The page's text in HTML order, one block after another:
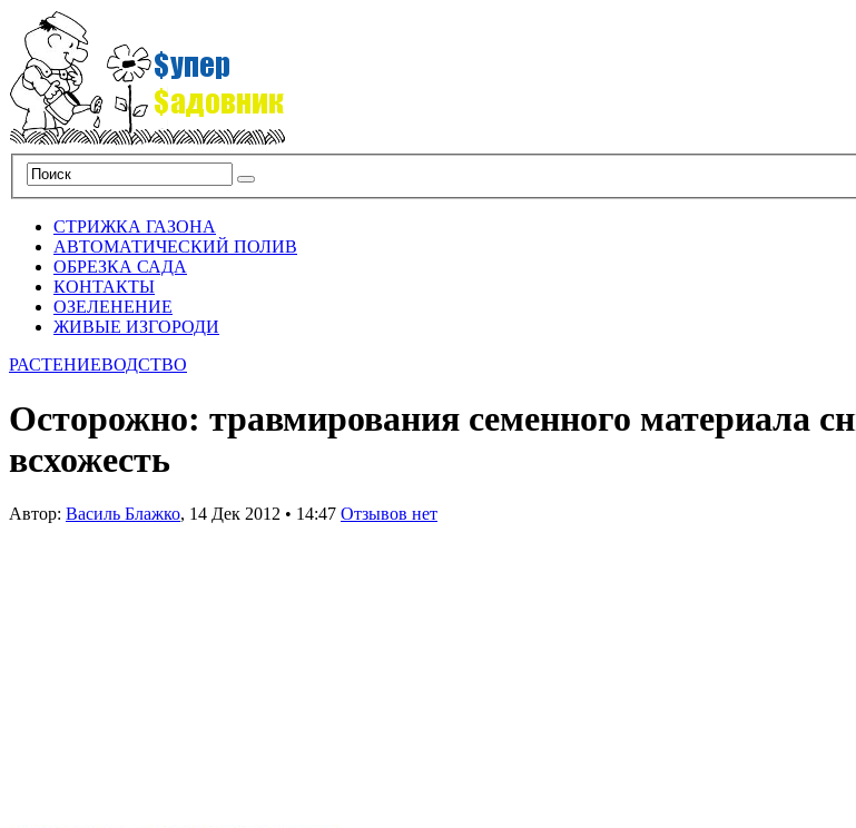
СТРИЖКА ГАЗОНА
АВТОМАТИЧЕСКИЙ ПОЛИВ
ОБРЕЗКА САДА
КОНТАКТЫ
ОЗЕЛЕНЕНИЕ
ЖИВЫЕ ИЗГОРОДИ
РАСТЕНИЕВОДСТВО
Осторожно: травмирования семенного материала
всхожесть
Автор: Василь Блажко, 14 Дек 2012 • 14:47 Отзывов нет